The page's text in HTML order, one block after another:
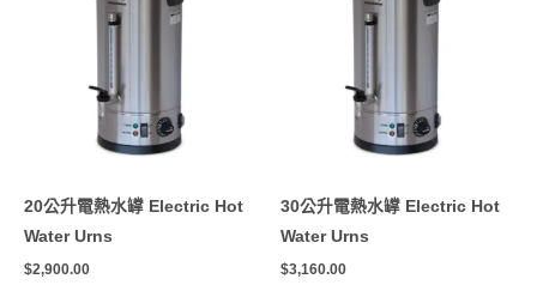
20公升電熱水罉 Electric Hot
Water Urns
$2,900.00
30公升電熱水罉 Electric Hot
Water Urns
$3,160.00